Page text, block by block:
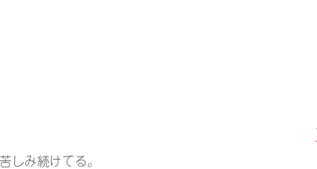
しみ続けてる。